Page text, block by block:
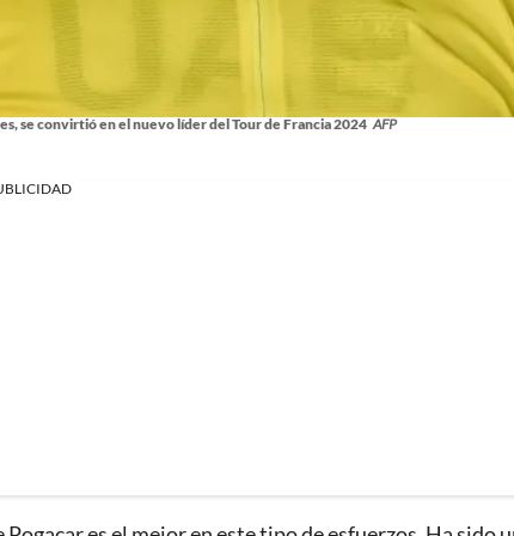
se convirtió en el nuevo líder del Tour de Francia 2024 AFP